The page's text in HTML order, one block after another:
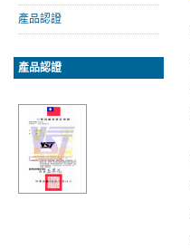
產品認證
產品認證